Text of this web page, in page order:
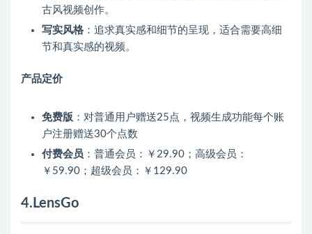
古风视频创作。
写实风格 ：追求真实感和细节的呈现，适合需要高细
节和真实感的视频。
产品定价
免费版 ：对普通用户赠送25点，视频生成功能每个账
户注册赠送30个点数
付费会员 ：普通会员：￥29.90；高级会员：
￥59.90；超级会员：￥129.90
4.LensGo